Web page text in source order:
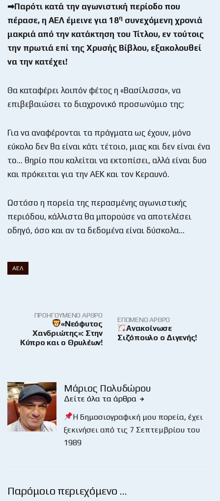
➡Παρότι κατά την αγωνιστική περίοδο που
πέρασε, η ΑΕΛ έμεινε για 18η συνεχόμενη χρονιά
μακριά από την κατάκτηση του Τίτλου, εν τούτοις
την πρωτιά επί της Χρυσής Βίβλου, εξακολουθεί
να την κατέχει!
Θα καταφέρει λοιπόν φέτος η «Βασίλισσα», να
επιβεβαιώσει το διαχρονικό προσωνύμιο της;
Για να αναφέρονται τα πράγματα ως έχουν, μόνο
εύκολο δεν θα είναι κάτι τέτοιο, μιας και δεν είναι ένα
το… θηρίο που καλείται να εκτοπίσει, αλλά είναι δυο
και πρόκειται για την ΑΕΚ και τον Κεραυνό.
Ωστόσο η πορεία της περασμένης αγωνιστικής
περιόδου, κάλλιστα θα μπορούσε να αποτελέσει
οδηγό, όσο και αν τα δεδομένα είναι δύσκολα…
ΑΕΛ
ΠΡΟΗΓΟΎΜΕΝΟ ΆΡΘΡΟ
«Νεόφυτος
Χανδριώτης»: Στην
Κύπρο και ο Θρυλέων!
ΕΠΌΜΕΝΟ ΆΡΘΡΟ
Ανακοίνωσε
Σιζόπουλο ο Διγενής!
Μάριος Πολυδώρου
Δείτε όλα τα άρθρα
Η δημοσιογραφική μου πορεία, έχει
ξεκινήσει από τις 7 Σεπτεμβρίου του
1989
Παρόμοιο περιεχόμενο …